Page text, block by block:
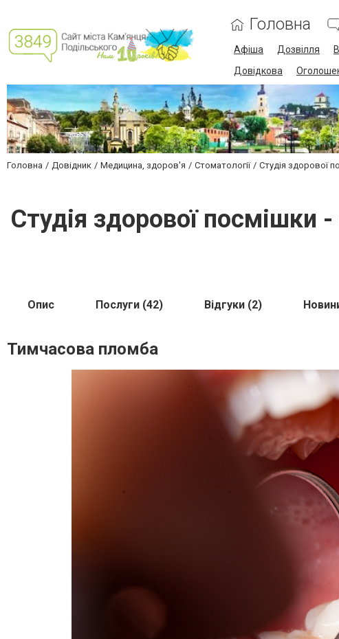
Головна
Афіша Дозвілля
Довідкова
Головна Довідник Медицина, здоров'я Стоматології Студія здорової
Студія здорової посмішки
Опис Послуги (42) Відгуки (2)
Тимчасова пломба